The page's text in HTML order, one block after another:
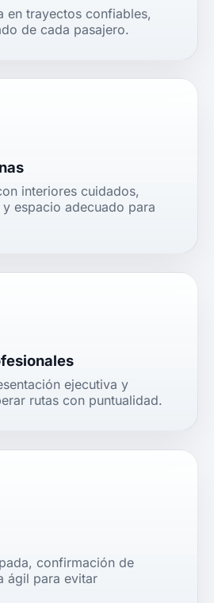
en trayectos confiables,
de cada pasajero.
interiores cuidados,
espacio adecuado para
ejecutiva y
rutas con puntualidad.
confirmación de
ágil para evitar